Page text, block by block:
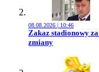
08.08.2026 | 10:46
Przejdź do artykułu:
Zakaz stadionowy
zmiany